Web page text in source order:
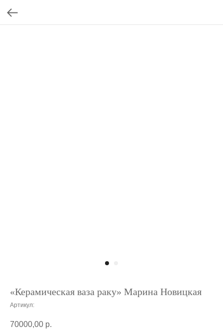
«Керамическая ваза раку» Марина Новицкая
Артикул:
70000,00 р.